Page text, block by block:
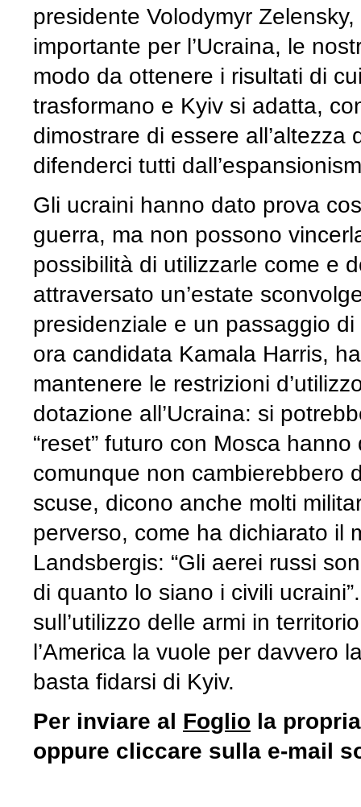
presidente Volodymyr
importante per l’Ucraina, le
modo da ottenere i risultati di
trasformano e Kyiv si adatta,
dimostrare di essere
difenderci tutti
Gli ucraini hanno dato prova
guerra, ma non possono
possibilità di utilizzarle come e
attraversato un’estate
presidenziale e un passaggio
ora candidata Kamala Harris,
mantenere le restrizioni
dotazione all’Ucraina: si
“reset” futuro con Mosca
comunque non cambierebbero
scuse, dicono anche molti
perverso, come ha dichiarato il
Landsbergis: “Gli aerei russi
di quanto lo siano i civili
sull’utilizzo delle armi in
l’America la vuole per davvero
basta fidarsi di Kyiv.
Per inviare al Foglio la
oppure cliccare sulla e-mail